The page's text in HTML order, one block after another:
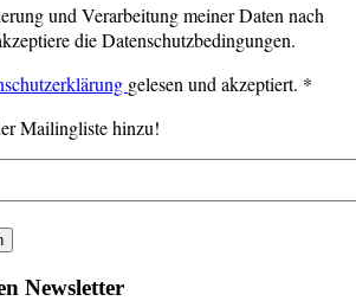
und Verarbeitung meiner Daten nach
die Datenschutzbedingungen.
gelesen und akzeptiert. *
Mailingliste hinzu!
Newsletter